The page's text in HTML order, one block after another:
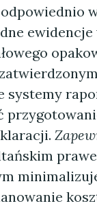
ewidencje
systemy